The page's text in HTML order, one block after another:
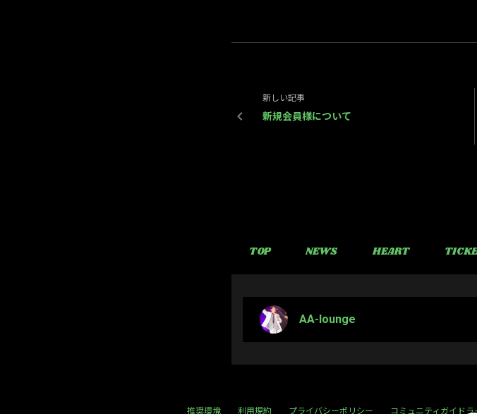
新しい記事
新規会員様について
TOP NEWS HEART
AA-lounge
推奨環境 利用規約 プライバシーポリシー コミュニティガイドラ